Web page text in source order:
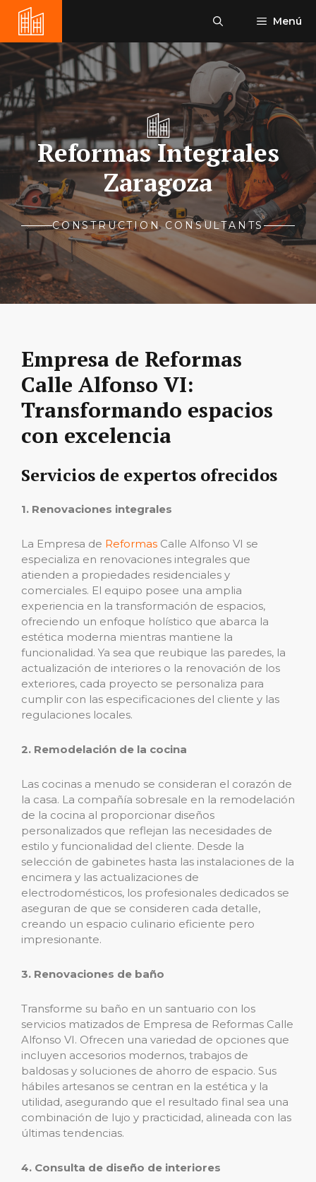
Saltar
contenido
Menú
Reformas Integrales
Zaragoza
CONSTRUCTION CONSULTANTS
Empresa de Reformas
Calle Alfonso VI:
Transformando espacios
con excelencia
Servicios de expertos ofrecidos
1. Renovaciones integrales
La Empresa de Reformas Calle Alfonso VI se
especializa en renovaciones integrales que
atienden a propiedades residenciales y
comerciales. El equipo posee una amplia
experiencia en la transformación de espacios,
ofreciendo un enfoque holístico que abarca la
estética moderna mientras mantiene la
funcionalidad. Ya sea que reubique las paredes, la
actualización de interiores o la renovación de los
exteriores, cada proyecto se personaliza para
cumplir con las especificaciones del cliente y las
regulaciones locales.
2. Remodelación de la cocina
Las cocinas a menudo se consideran el corazón de
la casa. La compañía sobresale en la remodelación
de la cocina al proporcionar diseños
personalizados que reflejan las necesidades de
estilo y funcionalidad del cliente. Desde la
selección de gabinetes hasta las instalaciones de la
encimera y las actualizaciones de
electrodomésticos, los profesionales dedicados se
aseguran de que se consideren cada detalle,
creando un espacio culinario eficiente pero
impresionante.
3. Renovaciones de baño
Transforme su baño en un santuario con los
servicios matizados de Empresa de Reformas Calle
Alfonso VI. Ofrecen una variedad de opciones que
incluyen accesorios modernos, trabajos de
baldosas y soluciones de ahorro de espacio. Sus
hábiles artesanos se centran en la estética y la
utilidad, asegurando que el resultado final sea una
combinación de lujo y practicidad, alineada con las
últimas tendencias.
4. Consulta de diseño de interiores